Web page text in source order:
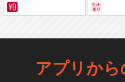
アプリから